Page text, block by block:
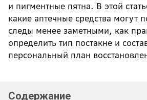
и пигментные пятна. В этой
какие аптечные средства могут
следы менее заметными, как
определить тип постакне и
персональный план
Содержание